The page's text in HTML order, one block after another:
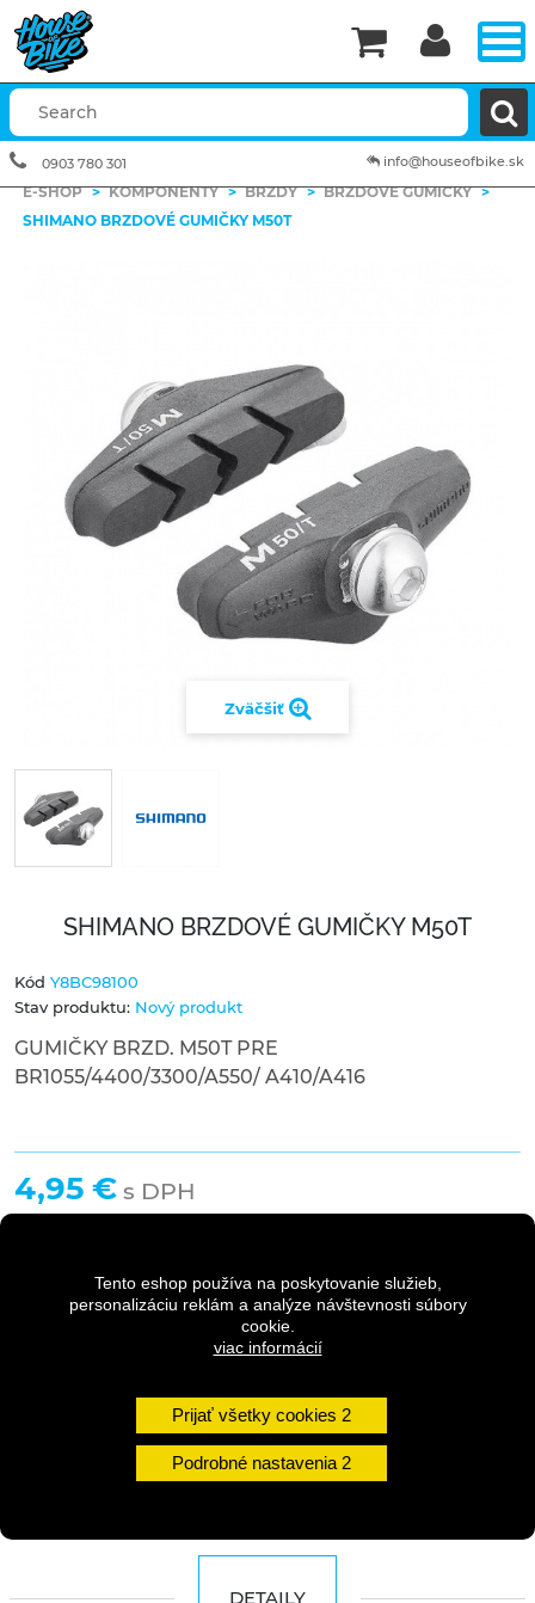
Tento eshop používa na poskytovanie služieb,
personalizáciu reklám a analýze návštevnosti súbory
cookie.
viac informácií
Prijať všetky cookies
Podrobné nastavenia
E-SHOP > KOMPONENTY > BRZDY > BRZDOVÉ GUMIČKY >
SHIMANO BRZDOVÉ GUMIČKY M50T
Zväčšiť
SHIMANO BRZDOVÉ GUMIČKY M50T
Kód Y8BC98100
Stav produktu: Nový produkt
GUMIČKY BRZD. M50T PRE
BR1055/4400/3300/A550/ A410/A416
4,95 € s DPH
1 - 3 dni
DO KOŠÍKA
DETAILY


info@houseofbike.sk
0903 780 301